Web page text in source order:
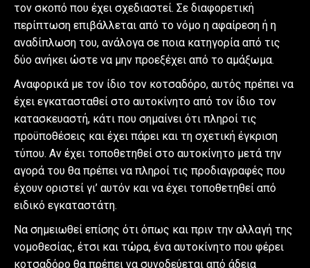
τον σκοπό που έχει σχεδιαστεί. Σε διαφορετική
περίπτωση επιβάλλεται από το νόμο η αφαίρεση ή η
αναδίπλωση του, ανάλογα σε ποια κατηγορία από τις
δύο ανήκει ώστε να μην προεξέχει από το αμάξωμα.
Αναφορικά με τον ίδιο τον κοτσαδόρο, αυτός πρέπει να
έχει εγκατασταθεί στο αυτοκίνητο από τον ίδιο τον
κατασκευαστή, κάτι που σημαίνει ότι πληροί τις
προϋποθέσεις και έχει πάρει και τη σχετική έγκριση
τύπου. Αν έχει τοποθετηθεί στο αυτοκίνητο μετά την
αγορά του θα πρέπει να πληροί τις προδιαγραφές που
έχουν οριστεί γι’ αυτόν και να έχει τοποθετηθεί από
ειδικό εγκαταστάτη.
Να σημειωθεί επίσης ότι όπως και πριν την αλλαγή της
νομοθεσίας, έτσι και τώρα, ένα αυτοκίνητο που φέρει
κοτσαδόρο θα πρέπει να συνοδεύεται από άδεια